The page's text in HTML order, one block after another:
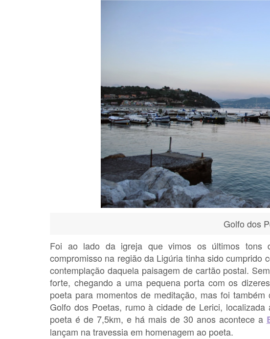
Golfo dos
Foi ao lado da igreja que vimos os últimos tons
compromisso na região da Ligúria tinha sido cumprido
contemplação daquela paisagem de cartão postal.
forte, chegando a uma pequena porta com os
poeta para momentos de meditação, mas foi
Golfo dos Poetas, rumo à cidade de Lerici,
poeta é de 7,5km, e há mais de 30 anos acontece a
lançam na travessia em homenagem ao poeta.